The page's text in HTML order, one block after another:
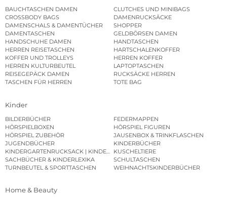
BAUCHTASCHEN DAMEN
CLUTCHES UND MINIBAGS
CROSSBODY BAGS
DAMENRUCKSÄCKE
DAMENSCHALS & DAMENTÜCHER
SHOPPER
DAMENTASCHEN
GELDBÖRSEN DAMEN
HANDSCHUHE DAMEN
HANDTASCHEN
HERREN REISETASCHEN
HARTSCHALENKOFFER
KOFFER UND TROLLEYS
HERREN KOFFER
HERREN KULTURBEUTEL
LAPTOPTASCHEN
REISEGEPÄCK DAMEN
RUCKSÄCKE HERREN
TASCHEN FÜR HERREN
TOTE BAG
Kinder
BILDERBÜCHER
FEDERMAPPEN
HÖRSPIELBOXEN
HÖRSPIEL FIGUREN
HÖRSPIEL ZUBEHÖR
JAUSENBOX & TRINKFLASCHEN
JUGENDBÜCHER
KINDERBÜCHER
KINDERGARTENRUCKSACK | KINDERGARTENBEUTEL
KUSCHELTIERE
SACHBÜCHER & KINDERLEXIKA
SCHULTASCHEN
TURNBEUTEL & SPORTTASCHEN
WEIHNACHTSKINDERBÜCHER
Home & Beauty